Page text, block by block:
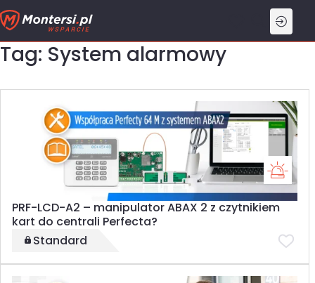
Przejdź
do
treści
Tag: System alarmowy
PRF-LCD-A2 – manipulator ABAX 2 z czytnikiem
kart do centrali Perfecta?
Standard